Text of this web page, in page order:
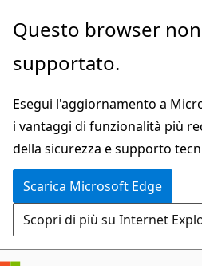
Ignora
passa
contenuto
principale
Passare
allo
spostamento
pagina
Questo browser
supportato.
Esegui l'aggiornamento a
i vantaggi di funzionalità più
della sicurezza e supporto
Scarica Microsoft Edge
Scopri di più su Internet